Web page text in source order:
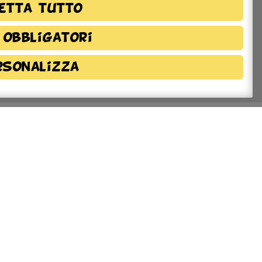
tutto
obbligatori